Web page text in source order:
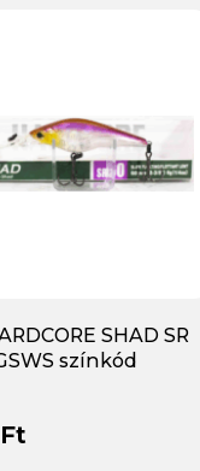
SHAD SR
színkód